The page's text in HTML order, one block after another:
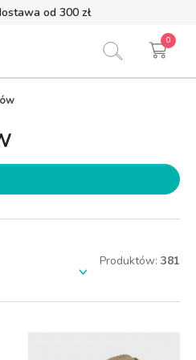
od 300 zł
0
Produktów: 381